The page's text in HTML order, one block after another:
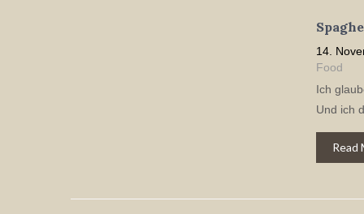
14.
Food
Ich
Und ich
Read